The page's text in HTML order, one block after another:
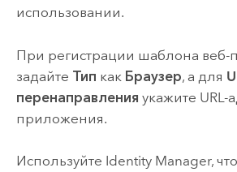
использовании.
При регистрации шаблона
задайте Тип как Браузер, а для
перенаправления укажите
приложения.
Используйте Identity Manager,